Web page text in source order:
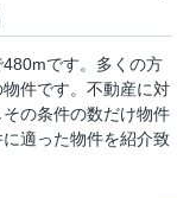
です。多くの方
件です。不動産に対
の条件の数だけ物件
適った物件を紹介致